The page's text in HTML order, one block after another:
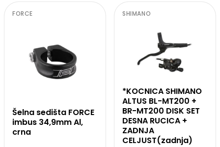
FORCE
Šelna sedišta FORCE
imbus 34,9mm Al,
crna
SHIMANO
*KOCNICA SHIMANO
ALTUS BL-MT200 +
BR-MT200 DISK SET
DESNA RUCICA +
ZADNJA
CELJUST(zadnja)